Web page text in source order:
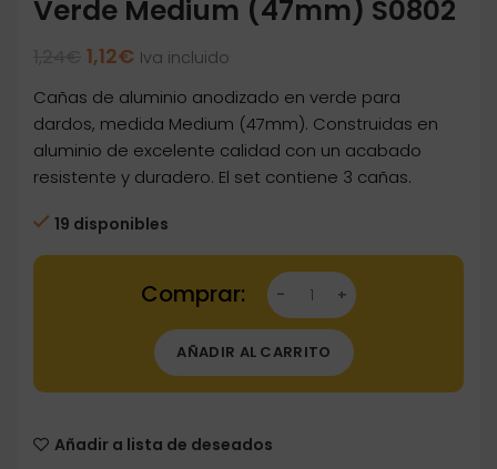
Verde Medium (47mm) S0802
El
original
era:
1,24€.
1,12€ El
actual
es:
1,12€.
Iva incluido
Cañas de aluminio anodizado en verde para
dardos, medida Medium (47mm). Construidas en
aluminio de excelente calidad con un acabado
resistente y duradero. El set contiene 3 cañas.
19 disponibles
Dartstore Cañas Anodised Verde Medium
AÑADIR AL CARRITO
Añadir a lista de deseados